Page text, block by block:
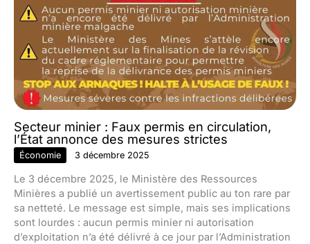
Secteur minier : Faux permis en circulation,
l’État annonce des mesures strictes
Économie 3 décembre 2025
Le 3 décembre 2025, le Ministère des Ressources
Minières a publié un avertissement public au ton rare par
sa netteté. Le message est simple, mais ses implications
sont lourdes : aucun permis minier ni autorisation
d’exploitation n’a été délivré à ce jour par l’Administration